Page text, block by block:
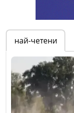
най-четени